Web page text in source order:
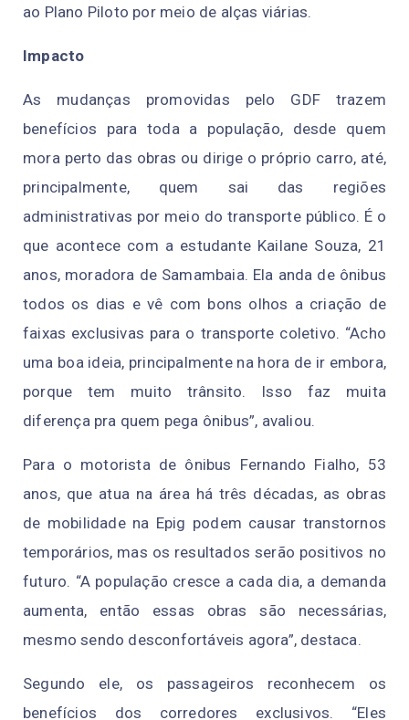
ao Plano Piloto por meio de alças viárias.
Impacto
As mudanças promovidas pelo GDF trazem
benefícios para toda a população, desde quem
mora perto das obras ou dirige o próprio carro, até,
principalmente, quem sai das regiões
administrativas por meio do transporte público. É o
que acontece com a estudante Kailane Souza, 21
anos, moradora de Samambaia. Ela anda de ônibus
todos os dias e vê com bons olhos a criação de
faixas exclusivas para o transporte coletivo. “Acho
uma boa ideia, principalmente na hora de ir embora,
porque tem muito trânsito. Isso faz muita
diferença pra quem pega ônibus”, avaliou.
Para o motorista de ônibus Fernando Fialho, 53
anos, que atua na área há três décadas, as obras
de mobilidade na Epig podem causar transtornos
temporários, mas os resultados serão positivos no
futuro. “A população cresce a cada dia, a demanda
aumenta, então essas obras são necessárias,
mesmo sendo desconfortáveis agora”, destaca.
Segundo ele, os passageiros reconhecem os
benefícios dos corredores exclusivos. “Eles